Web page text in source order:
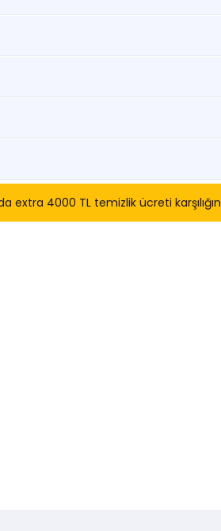
extra 4000 TL temizlik ücreti